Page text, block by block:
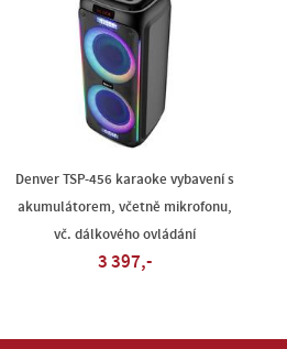
Denver TSP-456 karaoke vybavení s
akumulátorem, včetně mikrofonu,
vč. dálkového ovládání
3 397,-